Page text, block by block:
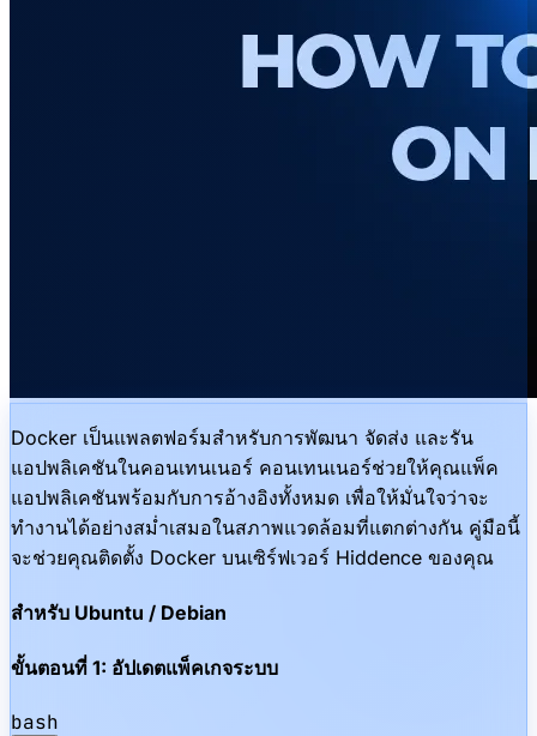
Docker เป็นแพลตฟอร์มสำหรับการพัฒนา จัดส่ง และรัน
แอปพลิเคชันในคอนเทนเนอร์ คอนเทนเนอร์ช่วยให้คุณแพ็ค
แอปพลิเคชันพร้อมกับการอ้างอิงทั้งหมด เพื่อให้มั่นใจว่าจะ
ทำงานได้อย่างสม่ำเสมอในสภาพแวดล้อมที่แตกต่างกัน คู่มือนี้
จะช่วยคุณติดตั้ง Docker บนเซิร์ฟเวอร์ Hiddence ของคุณ
สำหรับ Ubuntu / Debian
ขั้นตอนที่ 1: อัปเดตแพ็คเกจระบบ
bash